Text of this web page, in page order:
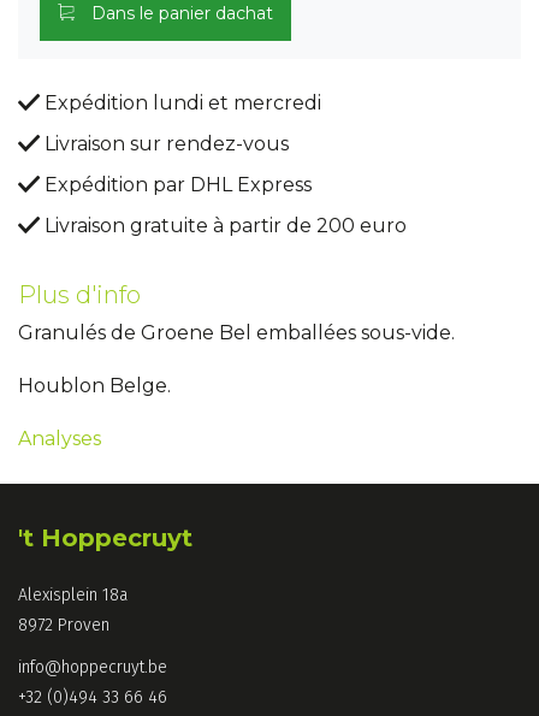
Dans le panier dachat
Expédition lundi et mercredi
Livraison sur rendez-vous
Expédition par DHL Express
Livraison gratuite à partir de 200 euro
Plus d'info
Granulés de Groene Bel emballées sous-vide.
Houblon Belge.
Analyses
't Hoppecruyt
Alexisplein 18a
8972 Proven
info@hoppecruyt.be
+32 (0)494 33 66 46